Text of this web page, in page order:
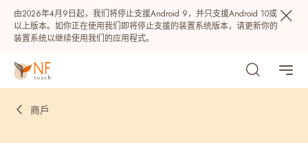
由2026年4月9日起，我们将停止支援Android 9，并只支援Android 10或
以上版本。如你正在使用我们即将停止支援的装置系统版本，请更新你的
装置系统以继续使用我们的应用程式。
商戶